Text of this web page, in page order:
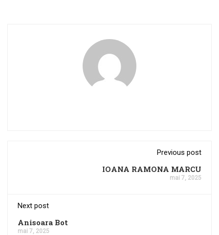
Previous post
IOANA RAMONA MARCU
mai 7, 2025
Next post
Anisoara Bot
mai 7, 2025